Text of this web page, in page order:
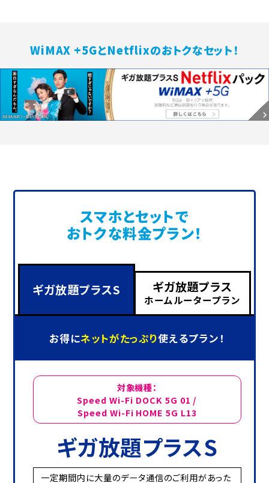
WiMAX +5GとNetflixのおトクなセット！
スマホとセットで
おトクな料金プラン！
ギガ放題プラスS ギガ放題プラス
ホームルータープラン
お得にネットがたっぷり使えるプラン！
対象機種：
Speed Wi-Fi DOCK 5G 01 /
Speed Wi-Fi HOME 5G L13
ギガ放題プラスS
一定期間内に大量のデータ通信のご利用があった